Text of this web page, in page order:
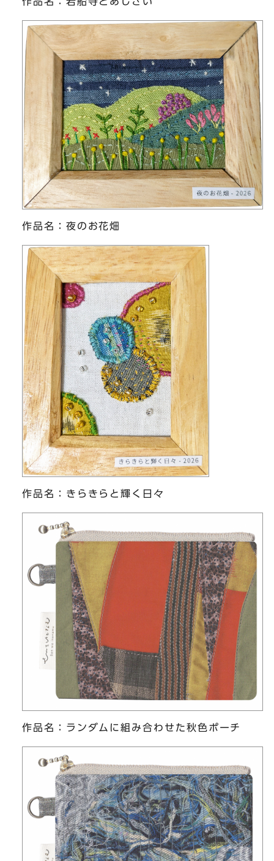
作品名：夜のお花畑
作品名：きらきらと輝く日々
作品名：ランダムに組み合わせた秋色ポーチ